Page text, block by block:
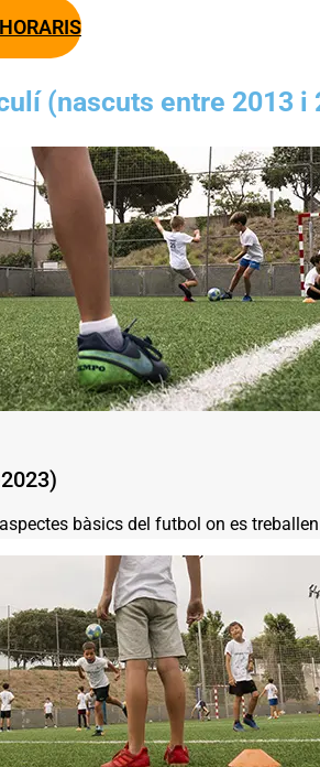
(nascuts entre 2013 i
bàsics del futbol on es